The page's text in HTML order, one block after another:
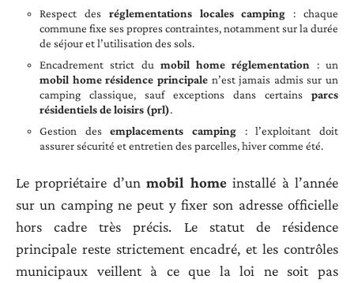
Respect des réglementations locales camping : chaque
commune fixe ses propres contraintes, notamment sur la durée
de séjour et l’utilisation des sols.
Encadrement strict du mobil home réglementation : un
mobil home résidence principalen’est jamais admis sur un
camping classique, sauf exceptions dans certains parcs
résidentiels de loisirs (prl).
Gestion desemplacements camping : l’exploitant doit
assurer sécurité et entretien des parcelles, hiver comme été.
Le propriétaire d’unmobil homeinstallé à l’année
sur un camping ne peut y fixer son adresse officielle
hors cadre très précis. Le statut de résidence
principale reste strictement encadré, et les contrôles
municipaux veillent à ce que la loi ne soit pas